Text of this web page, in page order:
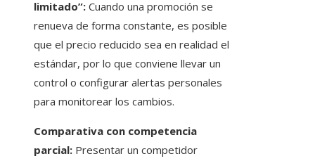
limitado”: Cuando una promoción se
renueva de forma constante, es posible
que el precio reducido sea en realidad el
estándar, por lo que conviene llevar un
control o configurar alertas personales
para monitorear los cambios.
Comparativa con competencia
parcial: Presentar un competidor